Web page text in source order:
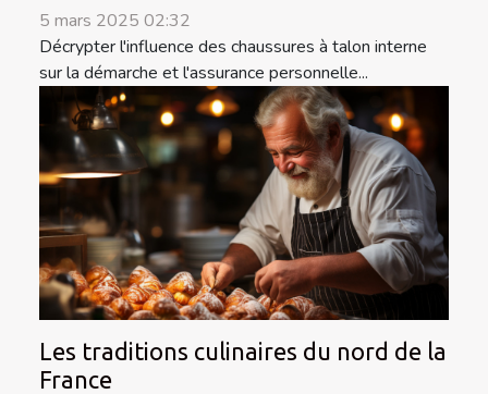
5 mars 2025 02:32
Décrypter l'influence des chaussures à talon interne
sur la démarche et l'assurance personnelle...
Les traditions culinaires du nord de la
France